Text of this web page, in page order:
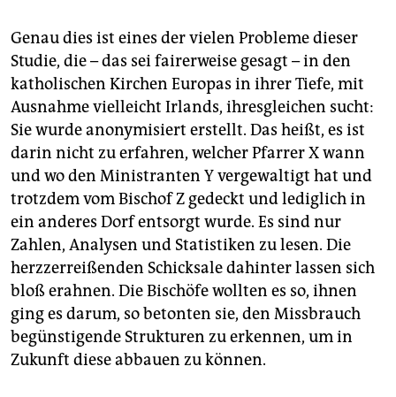
Genau dies ist eines der vielen Probleme dieser
Studie, die – das sei fairerweise gesagt – in den
katholischen Kirchen Europas in ihrer Tiefe, mit
Ausnahme vielleicht Irlands, ihresgleichen sucht:
Sie wurde anonymisiert erstellt. Das heißt, es ist
darin nicht zu erfahren, welcher Pfarrer X wann
und wo den Ministranten Y vergewaltigt hat und
trotzdem vom Bischof Z gedeckt und lediglich in
ein anderes Dorf entsorgt wurde. Es sind nur
Zahlen, Analysen und Statistiken zu lesen. Die
herzzerreißenden Schicksale dahinter lassen sich
bloß erahnen. Die Bischöfe wollten es so, ihnen
ging es darum, so betonten sie, den Missbrauch
begünstigende Strukturen zu erkennen, um in
Zukunft diese abbauen zu können.